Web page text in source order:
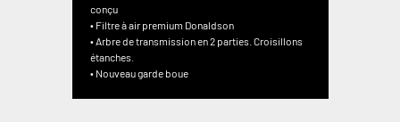
conçu
• Filtre à air premium Donaldson
• Arbre de transmission en 2 parties. Croisillons
étanches.
• Nouveau garde boue